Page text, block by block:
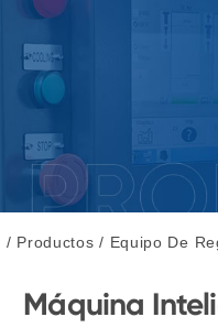
/ Productos / Equipo De
Máquina